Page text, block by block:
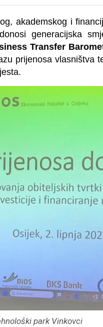
akademskog i
generacijska
Transfer
prijenosa vlasništva
park Vinkovci